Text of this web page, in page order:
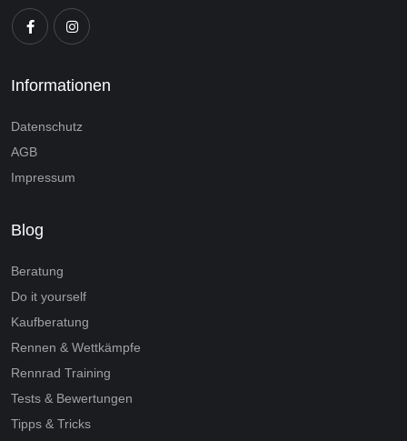
Informationen
Datenschutz
AGB
Impressum
Blog
Beratung
Do it yourself
Kaufberatung
Rennen & Wettkämpfe
Rennrad Training
Tests & Bewertungen
Tipps & Tricks